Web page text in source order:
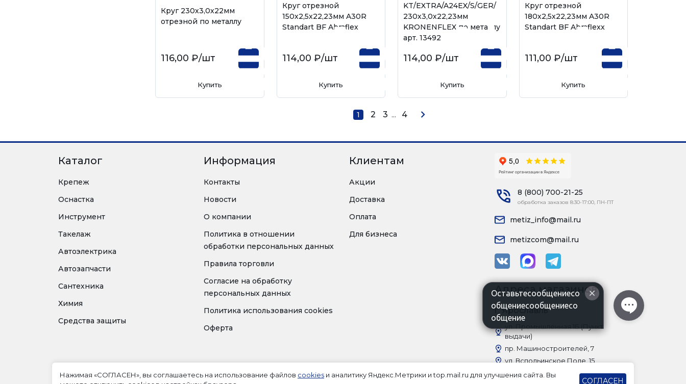
Круг 230х3,0х22мм
отрезной по металлу
116,00 ₽/шт
Купить
Круг отрезной
150х2,5х22,23мм A30R
Standart BF Abraflex
114,00 ₽/шт
Купить
KT/EXTRA/A24EX/S/GER/
230х3,0х22,23мм
KRONENFLEX по металлу
арт. 13492
114,00 ₽/шт
Купить
Круг отрезной
180х2,5х22,23мм A30R
Standart BF Abraflexx
111,00 ₽/шт
Купить
1 2 3 ... 4
Каталог
Крепеж
Оснастка
Инструмент
Такелаж
Автоэлектрика
Автозапчасти
Сантехника
Химия
Средства защиты
Информация
Контакты
Новости
О компании
Политика в отношении
обработки персональных данных
Правила торговли
Согласие на обработку
персональных данных
Политика использования cookies
Оферта
Клиентам
Акции
Доставка
Оплата
Для бизнеса
8 (800) 700-21-25
обработка заказов 8:30-17:00, ПН-ПТ
metiz_info@mail.ru
metizcom@mail.ru
Адреса магазинов
г. Ярославль
ул. Промышленная 1Б (Пункт
выдачи)
пр. Машиностроителей, 7
ул. Вспольинское Поле, 15
Московский проспект, 82а
Нажимая «СОГЛАСЕН», вы соглашаетесь на использование файлов cookies и аналитику Яндекс.Метрики и top.mail.ru для улучшения сайта. Вы
СОГЛАСЕН
Оставьтесообщениесо
общениесообщениесо
общение